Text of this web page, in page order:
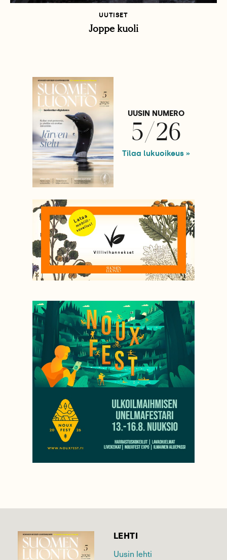
UUTISET
Joppe kuoli
UUSIN NUMERO
5/26
Tilaa lukuoikeus »
LEHTI
Uusin lehti